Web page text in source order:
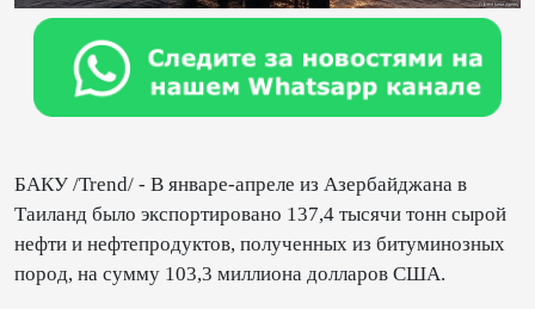
БАКУ /Trend/ - В январе-апреле из Азербайджана в
Таиланд было экспортировано 137,4 тысячи тонн сырой
нефти и нефтепродуктов, полученных из битуминозных
пород, на сумму 103,3 миллиона долларов США.